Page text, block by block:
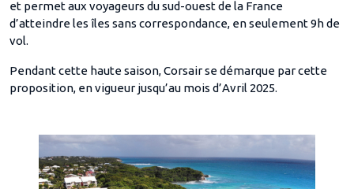
et permet aux voyageurs du sud-ouest de la France
d’atteindre les îles sans correspondance, en seulement 9h de
vol.
Pendant cette haute saison, Corsair se démarque par cette
proposition, en vigueur jusqu’au mois d’Avril 2025.